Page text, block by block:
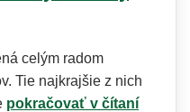
celým radom
Tie najkrajšie z nich
pokračovať v čítaní